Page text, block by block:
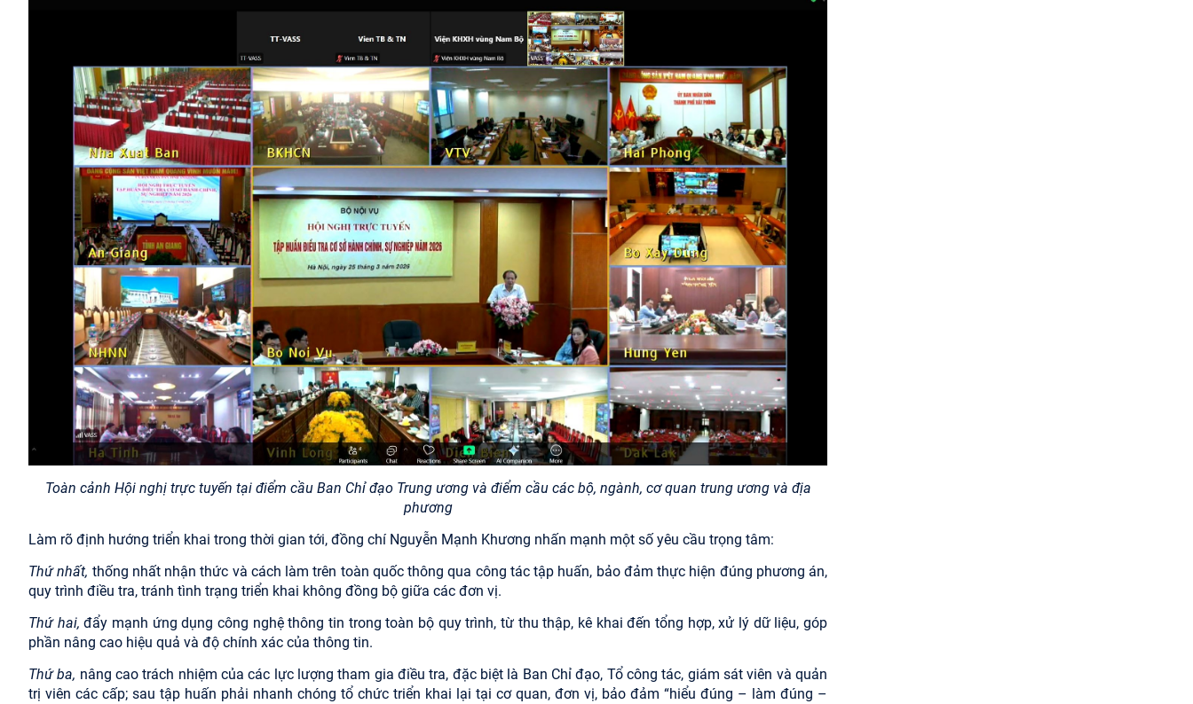
Toàn cảnh Hội nghị trực tuyến tại điểm cầu Ban Chỉ đạo Trung ương và điểm cầu các bộ, ngành, cơ quan trung ương và địa
phương
Làm rõ định hướng triển khai trong thời gian tới, đồng chí Nguyễn Mạnh Khương nhấn mạnh một số yêu cầu trọng tâm:
Thứ nhất, thống nhất nhận thức và cách làm trên toàn quốc thông qua công tác tập huấn, bảo đảm thực hiện đúng phương án,
quy trình điều tra, tránh tình trạng triển khai không đồng bộ giữa các đơn vị.
Thứ hai, đẩy mạnh ứng dụng công nghệ thông tin trong toàn bộ quy trình, từ thu thập, kê khai đến tổng hợp, xử lý dữ liệu, góp
phần nâng cao hiệu quả và độ chính xác của thông tin.
Thứ ba, nâng cao trách nhiệm của các lực lượng tham gia điều tra, đặc biệt là Ban Chỉ đạo, Tổ công tác, giám sát viên và quản
trị viên các cấp; sau tập huấn phải nhanh chóng tổ chức triển khai lại tại cơ quan, đơn vị, bảo đảm “hiểu đúng – làm đúng –